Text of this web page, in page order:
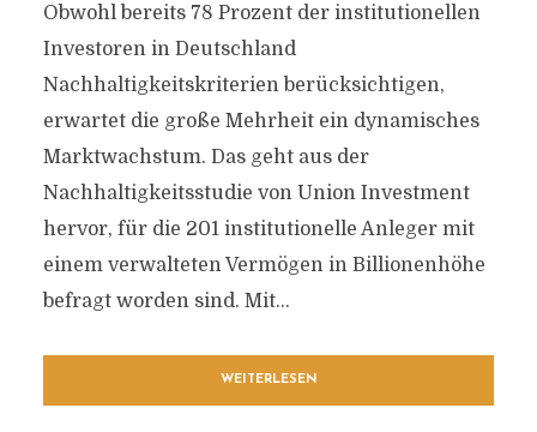
Obwohl bereits 78 Prozent der institutionellen
Investoren in Deutschland
Nachhaltigkeitskriterien berücksichtigen,
erwartet die große Mehrheit ein dynamisches
Marktwachstum. Das geht aus der
Nachhaltigkeitsstudie von Union Investment
hervor, für die 201 institutionelle Anleger mit
einem verwalteten Vermögen in Billionenhöhe
befragt worden sind. Mit...
WEITERLESEN